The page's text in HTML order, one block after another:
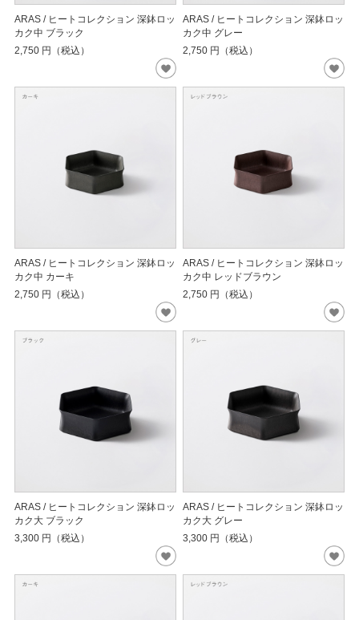
ARAS / ヒートコレクション 深鉢ロッ
カク中 ブラック
2,750 円（税込）
ARAS / ヒートコレクション 深鉢ロッ
カク中 グレー
2,750 円（税込）
ARAS / ヒートコレクション 深鉢ロッ
カク中 カーキ
2,750 円（税込）
ARAS / ヒートコレクション 深鉢ロッ
カク中 レッドブラウン
2,750 円（税込）
ARAS / ヒートコレクション 深鉢ロッ
カク大 ブラック
3,300 円（税込）
ARAS / ヒートコレクション 深鉢ロッ
カク大 グレー
3,300 円（税込）